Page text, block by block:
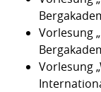
Vorlesung
Vorlesung